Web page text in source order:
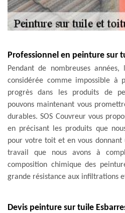
Professionnel en peinture sur
Pendant de nombreuses
considérée comme impossible à
progrès dans les produits de
pouvons maintenant vous
durables. SOS Couvreur vous
en précisant les produits que
pour votre toit et en vous
travail que nous avons à
composition chimique des
grande résistance aux infiltrations
Devis peinture sur tuile